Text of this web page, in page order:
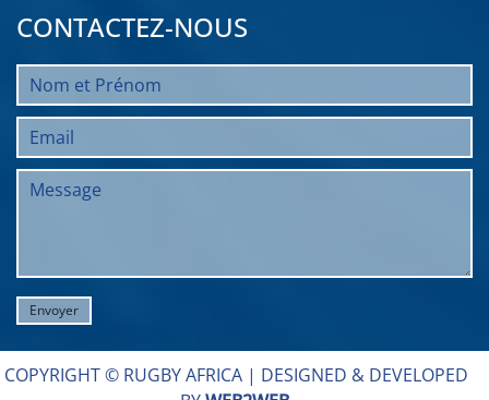
CONTACTEZ-NOUS
COPYRIGHT © RUGBY AFRICA | DESIGNED & DEVELOPED